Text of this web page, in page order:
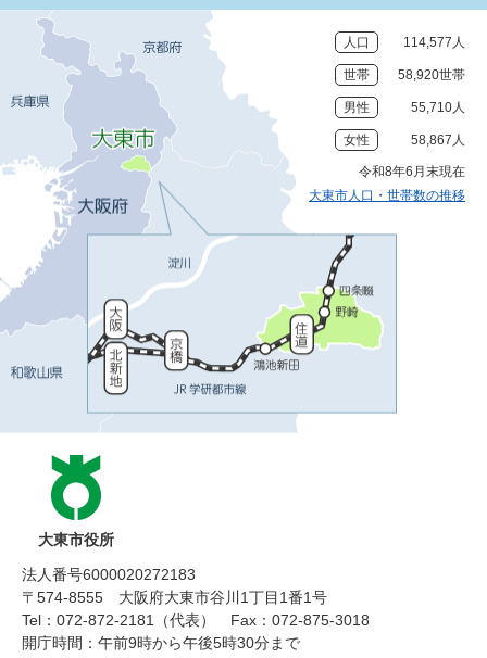
人口 114,577人
世帯 58,920世帯
男性 55,710人
女性 58,867人
令和8年6月末現在
大東市人口・世帯数の推移
大東市役所
法人番号6000020272183
〒574-8555 大阪府大東市谷川1丁目1番1号
Tel：072-872-2181（代表）
Fax：072-875-3018
開庁時間：午前9時から午後5時30分まで